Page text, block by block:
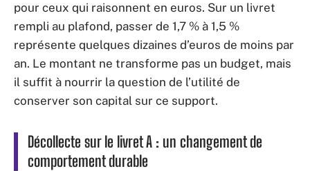
pour ceux qui raisonnent en euros. Sur un livret
rempli au plafond, passer de 1,7 % à 1,5 %
représente quelques dizaines d’euros de moins par
an. Le montant ne transforme pas un budget, mais
il suffit à nourrir la question de l’utilité de
conserver son capital sur ce support.
Décollecte sur le livret A : un changement de
comportement durable